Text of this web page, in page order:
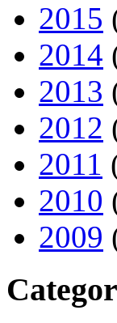
2015
2014
2013
2012
2011
2010
2009